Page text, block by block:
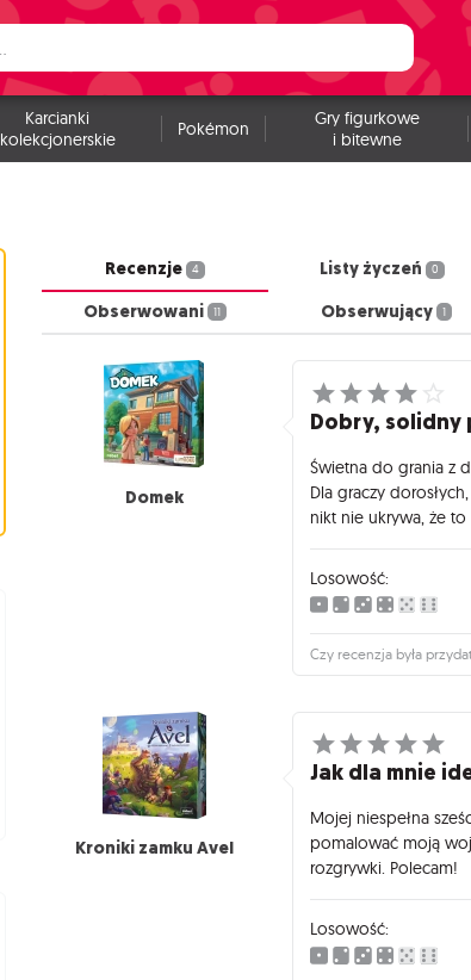
Karcianki
kolekcjonerskie
Pokémon
Gry figurkowe
i bitewne
Recenzje 4 Listy życzeń 0
Obserwowani 11 Obserwujący 1
Domek
Dobry, solidny
Świetna do grania z
Dla graczy
nikt nie ukrywa, że
Losowość:
Czy recenzja była
Kroniki zamku Avel
Jak dla mnie
Mojej niespełna
pomalować moją
rozgrywki. Polecam!
Losowość: